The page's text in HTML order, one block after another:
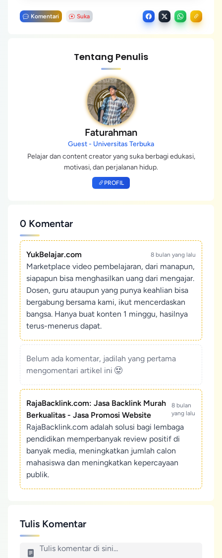
Komentari Suka
Tentang Penulis
Faturahman
Guest - Universitas Terbuka
Pelajar dan content creator yang suka berbagi edukasi,
motivasi, dan perjalanan hidup.
PROFIL
0 Komentar
YukBelajar.com 8 bulan yang lalu
Marketplace video pembelajaran, dari manapun,
siapapun bisa menghasilkan uang dari mengajar.
Dosen, guru ataupun yang punya keahlian bisa
bergabung bersama kami, ikut mencerdaskan
bangsa. Hanya buat konten 1 minggu, hasilnya
terus-menerus dapat.
Belum ada komentar, jadilah yang pertama
mengomentari artikel ini
RajaBacklink.com: Jasa Backlink Murah
Berkualitas - Jasa Promosi Website
8 bulan
yang lalu
RajaBacklink.com adalah solusi bagi lembaga
pendidikan memperbanyak review positif di
banyak media, meningkatkan jumlah calon
mahasiswa dan meningkatkan kepercayaan
publik.
Tulis Komentar